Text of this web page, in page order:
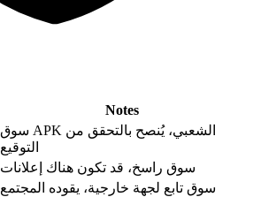
Notes
سوق APK الشعبي، يُنصح بالتحقق من
التوقيع
سوق راسخ، قد تكون هناك إعلانات
سوق تابع لجهة خارجية، يقوده المجتمع